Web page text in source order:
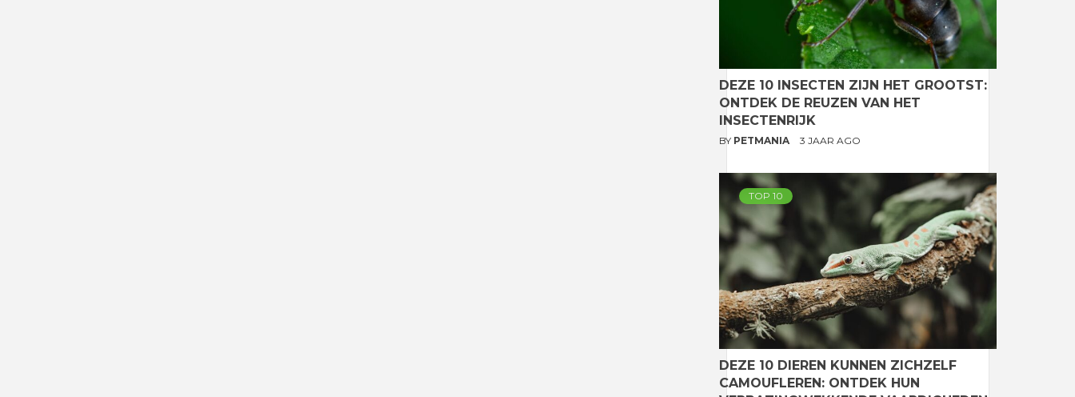
DEZE 10 INSECTEN ZIJN HET GROOTST:
ONTDEK DE REUZEN VAN HET
INSECTENRIJK
BY PETMANIA 3 JAAR AGO
TOP 10
DEZE 10 DIEREN KUNNEN ZICHZELF
CAMOUFLEREN: ONTDEK HUN